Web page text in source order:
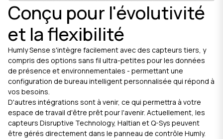
Conçu pour l'évolutivité
et la flexibilité
Humly Sense s'intègre facilement avec des capteurs tiers, y
compris des options sans fil ultra-petites pour les données
de présence et environnementales - permettant une
configuration de bureau intelligent personnalisée qui répond à
vos besoins.
D'autres intégrations sont à venir, ce qui permettra à votre
espace de travail d'être prêt pour l'avenir. Actuellement, les
capteurs Disruptive Technology, Haltian et Q-Sys peuvent
être gérés directement dans le panneau de contrôle Humly.